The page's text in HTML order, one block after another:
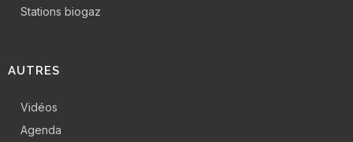
Stations biogaz
AUTRES
Vidéos
Agenda